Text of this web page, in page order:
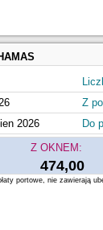
2026
Z
Do
Z OKNEM:
474,00
portowe, nie zawierają